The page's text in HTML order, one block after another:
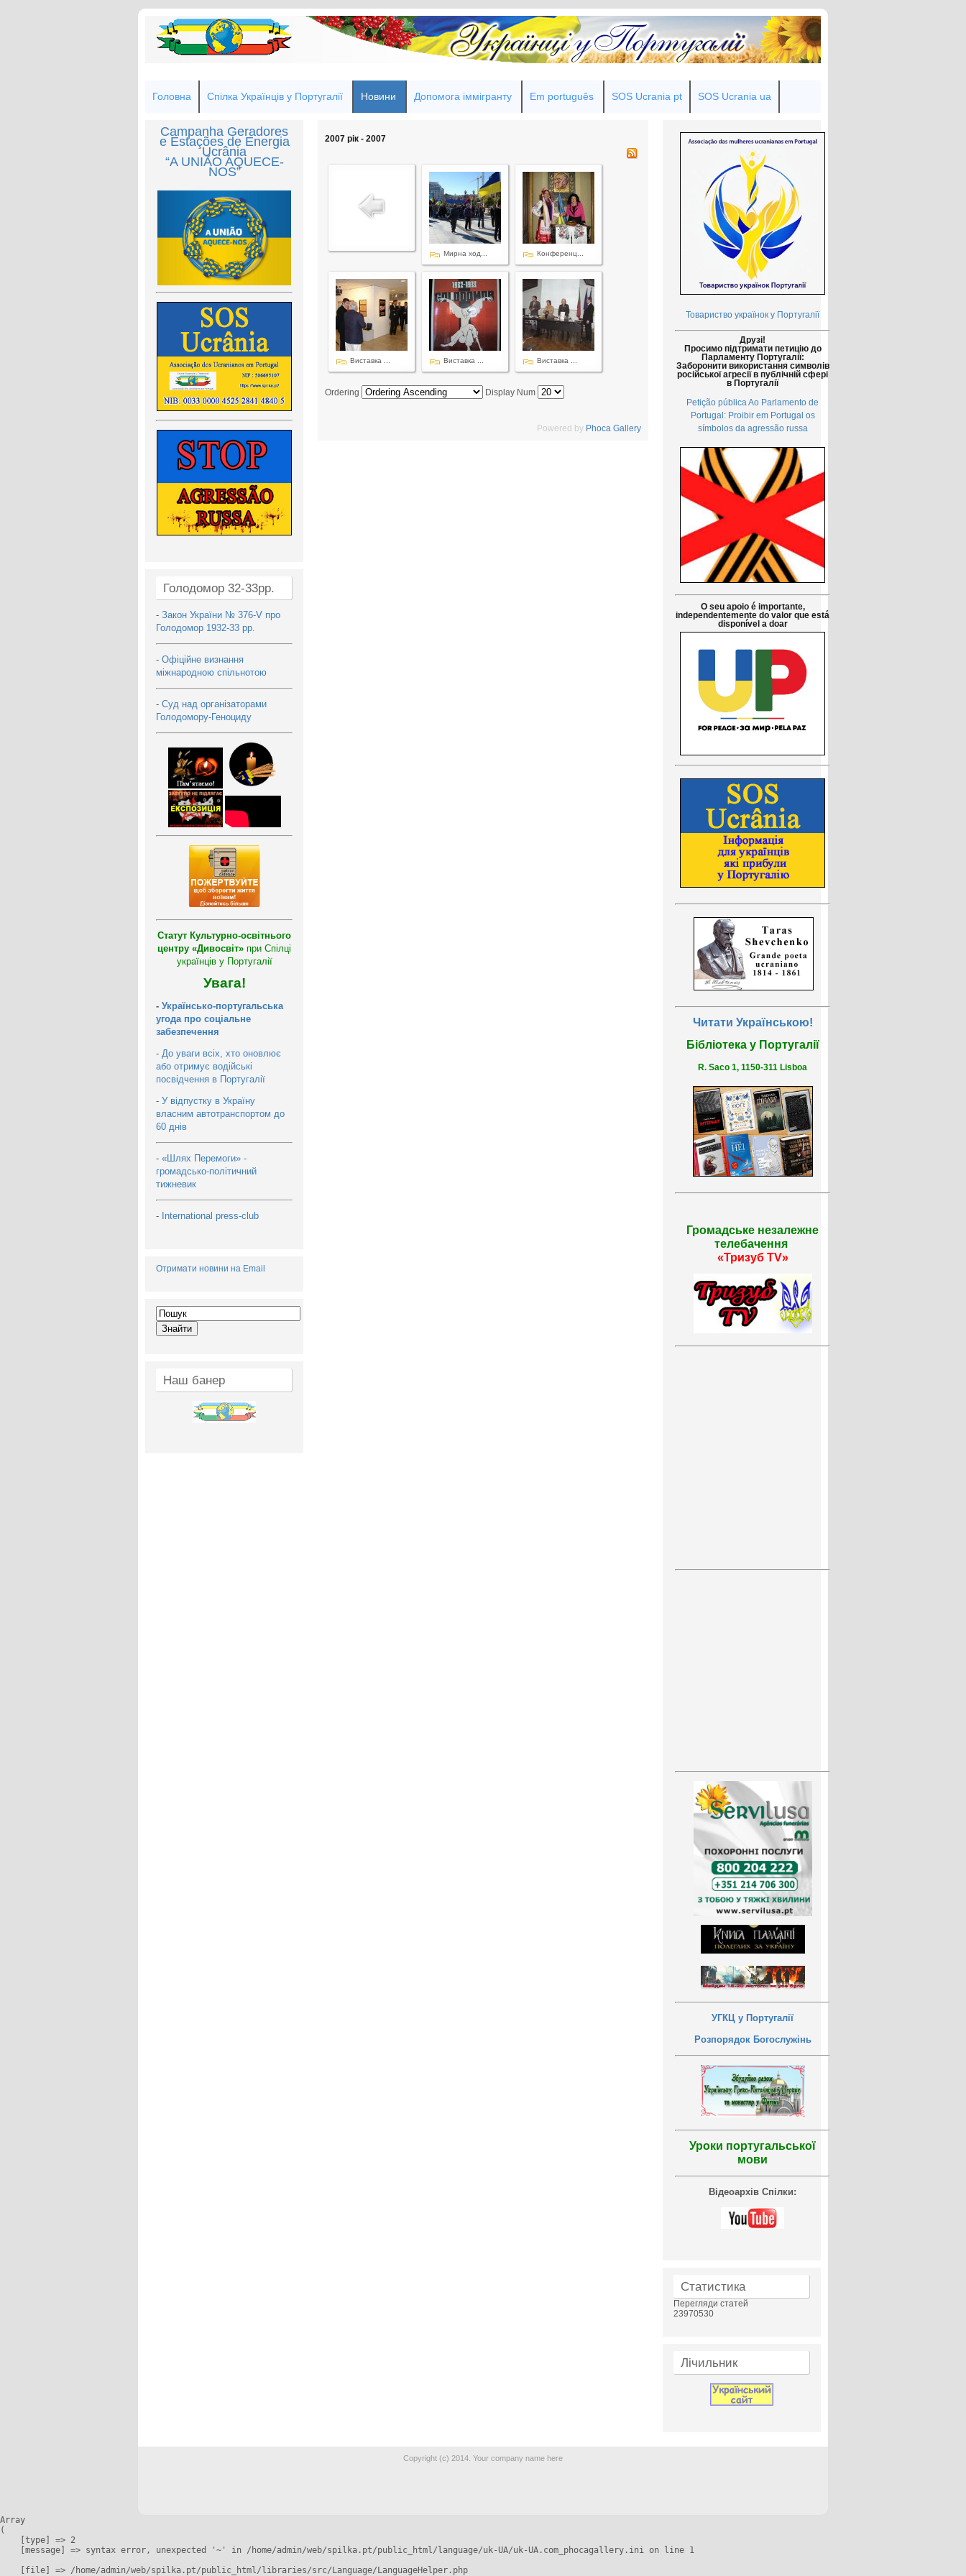
Головна Спілка Українців у Португалії Новини Допомога іммігранту Em português SOS Ucrania pt SOS Ucrania ua
Campanha Geradores
e Estações de Energia
Ucrânia
“A UNIÃO AQUECE-
NOS”
Голодомор 32-33рр.
- Закон України № 376-V про
Голодомор 1932-33 рр.
- Офіційне визнання
міжнародною спільнотою
- Суд над організаторами
Голодомору-Геноциду
Статут Культурно-освітнього
центру «Дивосвіт» при Спілці
українців у Португалії
Увага!
- Українсько-португальська
угода про соціальне
забезпечення
- До уваги всіх, хто оновлює
або отримує водійські
посвідчення в Португалії
- У відпустку в Україну
власним автотранспортом до
60 днів
- «Шлях Перемоги» -
громадсько-політичний
тижневик
- International press-club
Отримати новини на Email
Наш банер
2007 рік - 2007
Мирна ход... Конференц...
Виставка ... Виставка ... Виставка ...
Ordering Display Num
Powered by Phoca Gallery
Товариство українок у Португалії
Друзі!
Просимо підтримати петицію до
Парламенту Португалії:
Заборонити використання символів
російської агресії в публічній сфері
в Португалії
Petição pública Ao Parlamento de
Portugal: Proibir em Portugal os
símbolos da agressão russa
O seu apoio é importante,
independentemente do valor que está
disponível a doar
Читати Українською!
Бібліотека у Португалії
R. Saco 1, 1150-311 Lisboa
Громадське незалежне
телебачення
«Тризуб TV»
УГКЦ у Португалії
Розпорядок Богослужінь
Уроки португальської
мови
Відеоархів Спілки:
Статистика
Перегляди статей
23970530
Лічильник
Copyright (c) 2014. Your company name here
Array
(
    [type] => 2
    [message] => syntax error, unexpected '~' in /home/admin/web/spilka.pt/public_html/language/uk-UA/uk-UA.com_phocagallery.ini on line 1
    [file] => /home/admin/web/spilka.pt/public_html/libraries/src/Language/LanguageHelper.php